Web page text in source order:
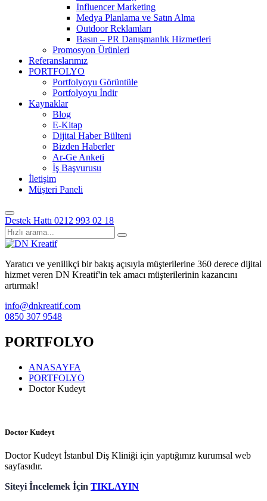
Influencer Marketing
Medya Planlama ve Satın Alma
Outdoor Reklamları
Basın – PR Danışmanlık Hizmetleri
Promosyon Ürünleri
Referanslarımız
PORTFOLYO
Portfolyoyu Görüntüle
Portfolyoyu İndir
Kaynaklar
Blog
E-Kitap
Dijital Haber Bülteni
Bizden Haberler
Ar-Ge Anketi
İş Başvurusu
İletişim
Müşteri Paneli
Destek Hattı 0212 993 02 18
Yaratıcı ve yenilikçi bir bakış açısıyla müşterilerine 360 derece dijital
hizmet veren DN Kreatif'in tek amacı müşterilerinin kazancını
artırmak!
info@dnkreatif.com
0850 307 9548
PORTFOLYO
ANASAYFA
PORTFOLYO
Doctor Kudeyt
Doctor Kudeyt
Doctor Kudeyt İstanbul Diş Kliniği için yaptığımız kurumsal web
sayfasıdır.
Siteyi İncelemek İçin TIKLAYIN